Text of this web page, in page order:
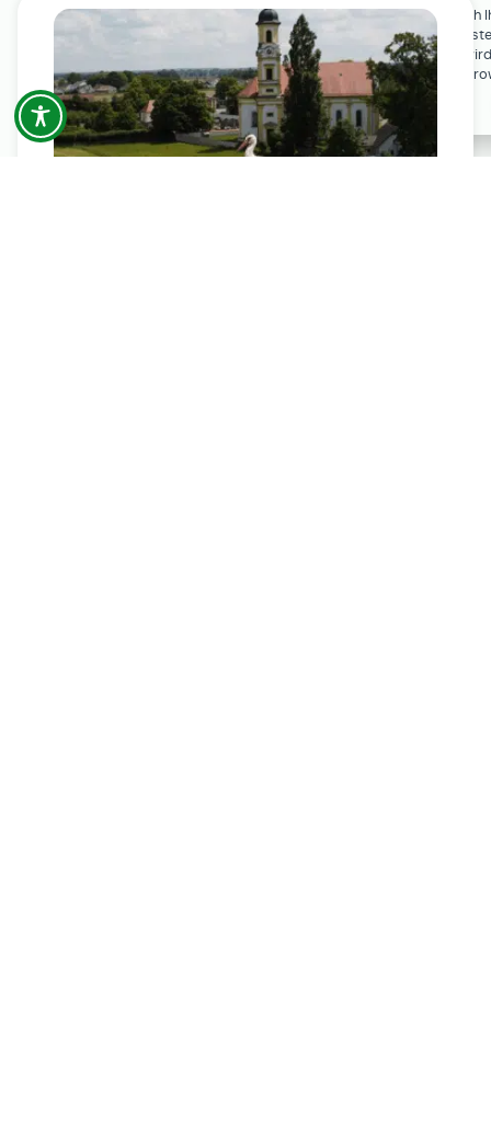
Der KI-Chatbot steht erst nach
Einwilligung in den Cookie-
Verfügung. Der Chat-Verlauf
ausschließlich lokal in Ihrem
gespeichert.